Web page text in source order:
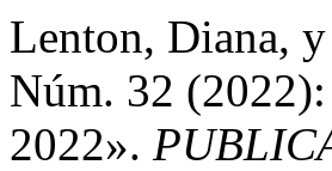
Lenton, Diana,
Núm. 32
2022».